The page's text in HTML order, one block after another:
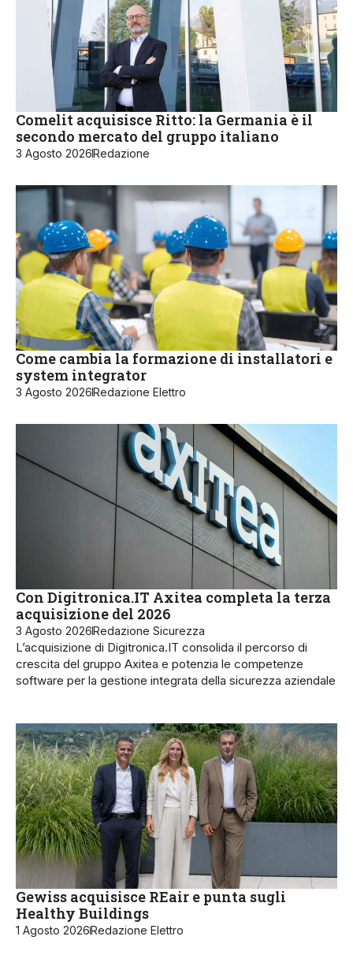
Comelit acquisisce Ritto: la Germania è il
secondo mercato del gruppo italiano
3 Agosto 2026Redazione
Come cambia la formazione di installatori e
system integrator
3 Agosto 2026Redazione Elettro
Con Digitronica.IT Axitea completa la terza
acquisizione del 2026
3 Agosto 2026Redazione Sicurezza
L’acquisizione di Digitronica.IT consolida il percorso di
crescita del gruppo Axitea e potenzia le competenze
software per la gestione integrata della sicurezza aziendale
Gewiss acquisisce REair e punta sugli
Healthy Buildings
1 Agosto 2026Redazione Elettro